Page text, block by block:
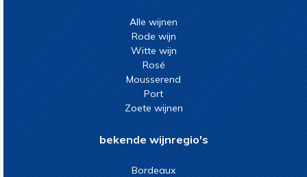
Alle wijnen
Rode wijn
Witte wijn
Rosé
Mousserend
Port
Zoete wijnen
bekende wijnregio's
Bordeaux